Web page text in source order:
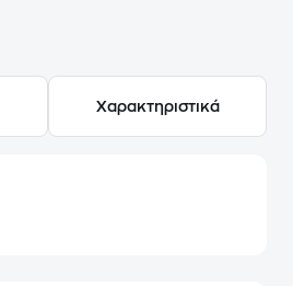
Χαρακτηριστικά